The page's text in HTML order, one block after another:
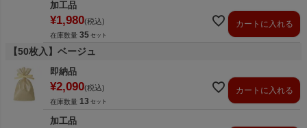
加工品
¥1,980 税込
在庫数量 35
カートに入れる
【50枚入】ベージュ
即納品
¥2,090 税込
在庫数量 13
カートに入れる
加工品